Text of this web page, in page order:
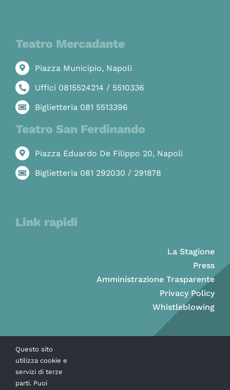
Teatro Mercadante
Piazza Municipio, Napoli
Uffici 0815524214 / 5510336
Biglietteria 081 5513396
Teatro San Ferdinando
Piazza Eduardo De Filippo 20, Napoli
Biglietteria 081 292030 / 291878
Link rapidi
La Stagione
Press
Amministrazione Trasparente
Privacy Policy
Whistleblowing
Questo sito
utilizza cookie e
servizi di terze
parti. Puoi